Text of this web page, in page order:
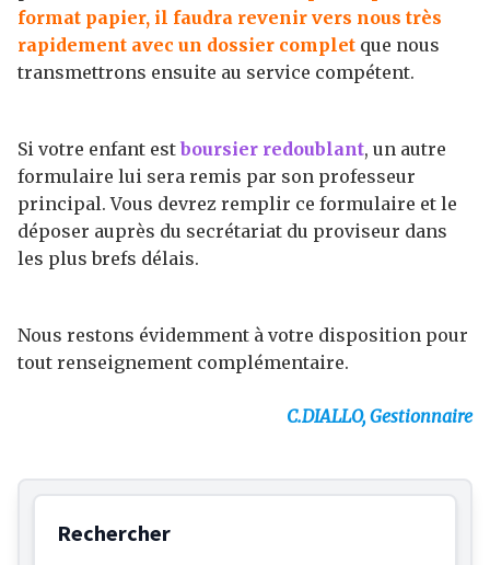
format papier, il faudra revenir vers nous très
rapidement avec un dossier complet que nous
transmettrons ensuite au service compétent.
Si votre enfant est boursier redoublant, un autre
formulaire lui sera remis par son professeur
principal. Vous devrez remplir ce formulaire et le
déposer auprès du secrétariat du proviseur dans
les plus brefs délais.
Nous restons évidemment à votre disposition pour
tout renseignement complémentaire.
C.DIALLO, Gestionnaire
Rechercher